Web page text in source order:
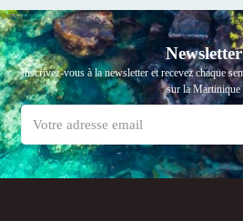
Newsletter
Inscrivez-vous à la newsletter et recevez chaque
sur la Martinique